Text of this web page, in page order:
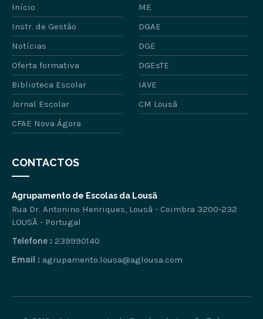
Início
ME
Instr. de Gestão
DGAE
Notícias
DGE
Oferta formativa
DGEsTE
Biblioteca Escolar
IAVE
Jornal Escolar
CM Lousã
CFAE Nova Ágora
CONTACTOS
Agrupamento de Escolas da Lousã
Rua Dr. Antonino Henriques, Lousã - Coimbra 3200-232
LOUSÃ - Portugal
Telefone : 239990140
Email : agrupamento.lousa@aglousa.com